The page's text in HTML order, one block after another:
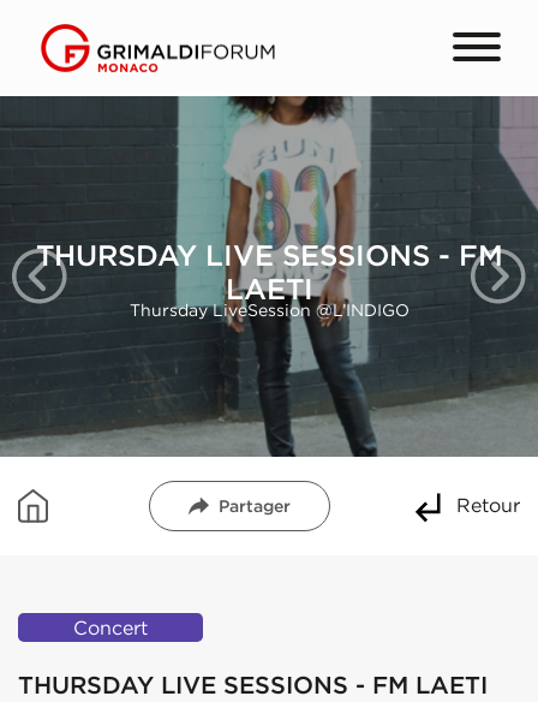
THURSDAY LIVE SESSIONS - FM
LAETI
Thursday LiveSession @L’INDIGO
Partager Retour
Concert
THURSDAY LIVE SESSIONS - FM LAETI